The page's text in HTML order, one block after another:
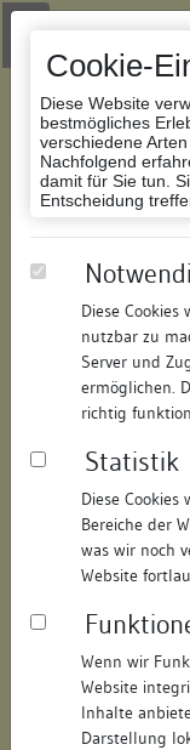
Cookie-
Diese Website
bestmögliches
verschiedene
Nachfolgend
damit für Sie tun.
Entscheidung
Diese
nutzbar zu
Server und
ermöglichen.
richtig
Statistik
Diese
Bereiche der
was wir noch
Website
Wenn wir
Website
Inhalte
Darstellung
Zur Navigation springen
Zum Inhalt der Website
Datenbank
182325875815
Datenbestand:
Objektdaten
Straße:
Hausnummer:
Postleitzahl:
Stadt-Teilort:
Regierungsbezirk: